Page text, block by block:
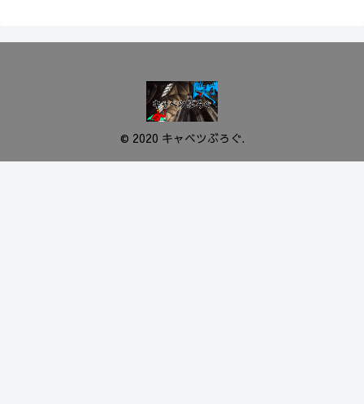
© 2020 キャベツぶろぐ.